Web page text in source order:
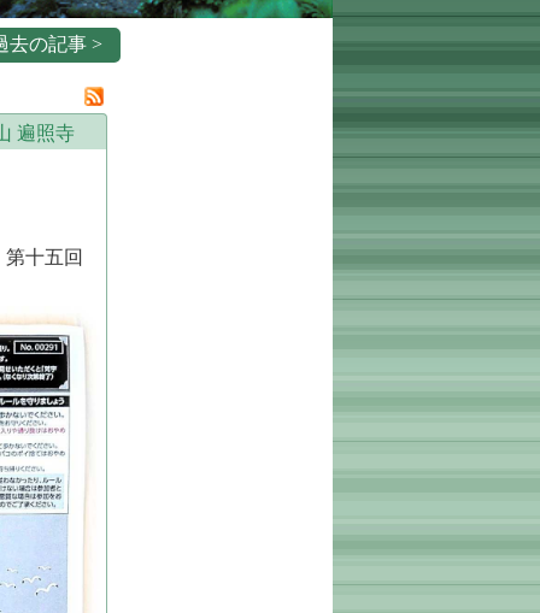
去の記事 >
遍照寺
十五回